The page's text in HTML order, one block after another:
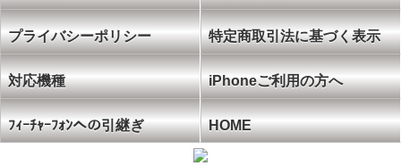
プライバシーポリシー 特定商取引法に基づく表示
対応機種 iPhoneご利用の方へ
ﾌｨｰﾁｬｰﾌｫﾝへの引継ぎ HOME